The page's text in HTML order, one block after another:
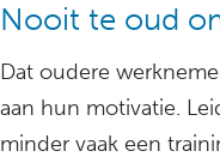
Nooit te oud
Dat oudere
aan hun motivatie.
minder vaak een